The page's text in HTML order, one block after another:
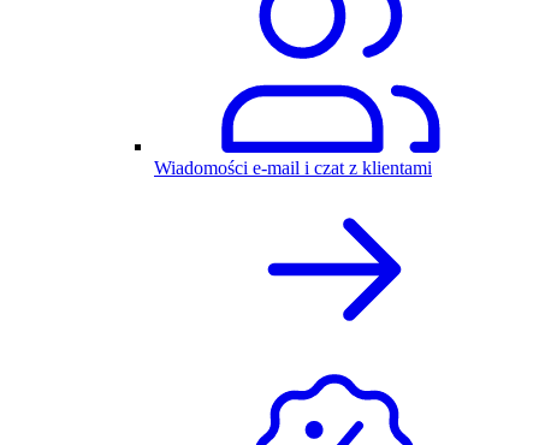
Wiadomości e-mail i czat z klientami